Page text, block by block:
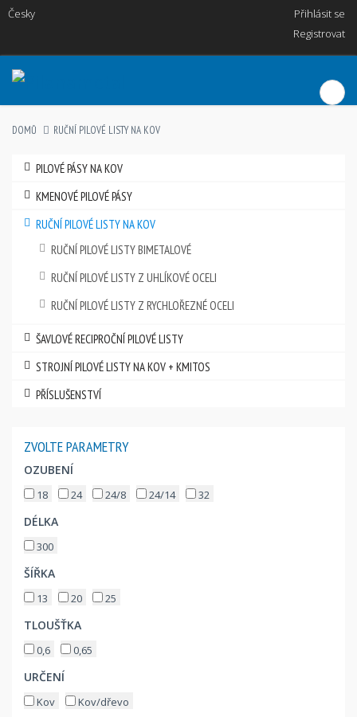
Česky
Přihlásit se
Registrovat
DOMŮ RUČNÍ PILOVÉ LISTY NA KOV
PILOVÉ PÁSY NA KOV
KMENOVÉ PILOVÉ PÁSY
RUČNÍ PILOVÉ LISTY NA KOV
RUČNÍ PILOVÉ LISTY BIMETALOVÉ
RUČNÍ PILOVÉ LISTY Z UHLÍKOVÉ OCELI
RUČNÍ PILOVÉ LISTY Z RYCHLOŘEZNÉ OCELI
ŠAVLOVÉ RECIPROČNÍ PILOVÉ LISTY
STROJNÍ PILOVÉ LISTY NA KOV + KMITOS
PŘÍSLUŠENSTVÍ
ZVOLTE PARAMETRY
OZUBENÍ
18 24 24/8 24/14 32
DÉLKA
300
ŠÍŘKA
13 20 25
TLOUŠŤKA
0,6 0,65
URČENÍ
Kov Kov/dřevo